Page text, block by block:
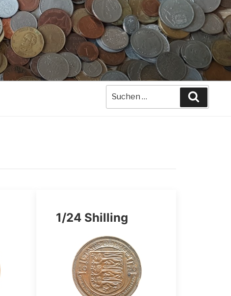
Suche
nach:
1/24 Shilling